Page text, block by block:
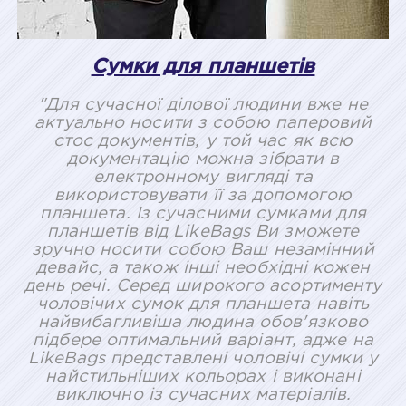
Сумки для планшетів
"Для сучасної ділової людини вже не
актуально носити з собою паперовий
стос документів, у той час як всю
документацію можна зібрати в
електронному вигляді та
використовувати її за допомогою
планшета. Із сучасними сумками для
планшетів від LikeBags Ви зможете
зручно носити собою Ваш незамінний
девайс, а також інші необхідні кожен
день речі. Серед широкого асортименту
чоловічих сумок для планшета навіть
найвибагливіша людина обов'язково
підбере оптимальний варіант, адже на
LikeBags представлені чоловічі сумки у
найстильніших кольорах і виконані
виключно із сучасних матеріалів.